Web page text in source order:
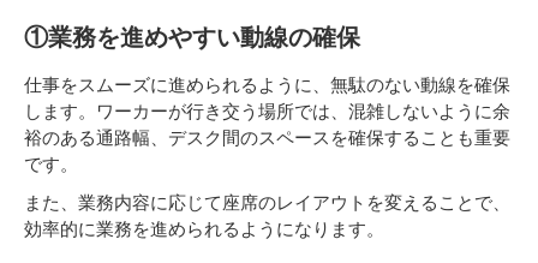
①業務を進めやすい動線の確保
仕事をスムーズに進められるように、無駄のない動線を確保
します。ワーカーが行き交う場所では、混雑しないように余
裕のある通路幅、デスク間のスペースを確保することも重要
です。
また、業務内容に応じて座席のレイアウトを変えることで、
効率的に業務を進められるようになります。